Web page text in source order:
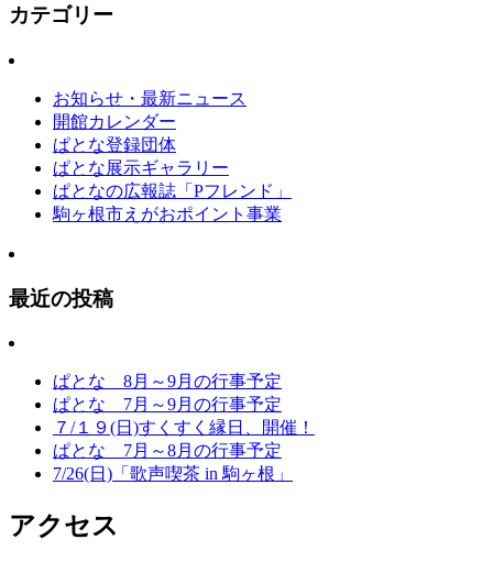
カテゴリー
お知らせ・最新ニュース
開館カレンダー
ぱとな登録団体
ぱとな展示ギャラリー
ぱとなの広報誌「Pフレンド」
駒ヶ根市えがおポイント事業
最近の投稿
ぱとな 8月～9月の行事予定
ぱとな 7月～9月の行事予定
７/１９(日)すくすく縁日、開催！
ぱとな 7月～8月の行事予定
7/26(日)「歌声喫茶 in 駒ヶ根」
アクセス